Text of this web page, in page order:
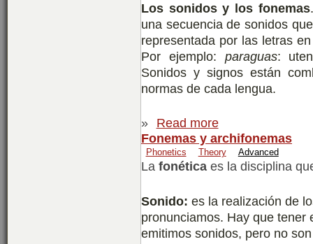
Los sonidos y los fonemas
una secuencia de sonidos
representada por las letras
Por ejemplo: paraguas:
Sonidos y signos están
normas de cada lengua.
»
Read more
Fonemas y archifonemas
Phonetics Theory Advanced
La fonética es la disciplina
Sonido: es la realización de
pronunciamos. Hay que tener
emitimos sonidos, pero no